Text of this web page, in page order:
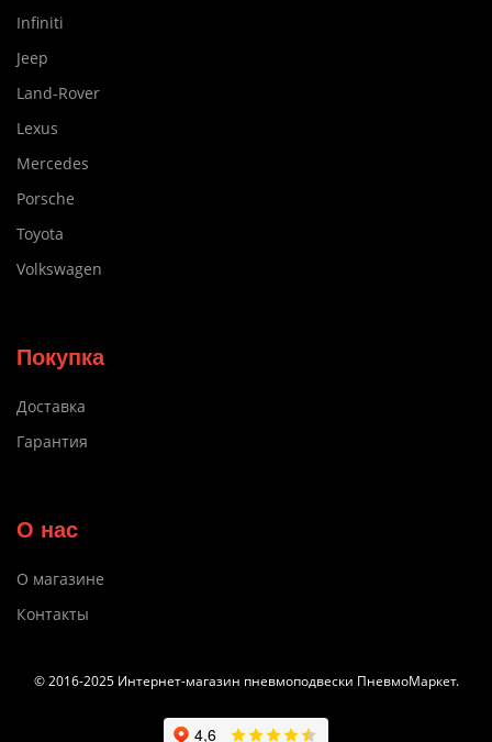
Infiniti
Jeep
Land-Rover
Lexus
Mercedes
Porsche
Toyota
Volkswagen
Покупка
Доставка
Гарантия
О нас
О магазине
Контакты
© 2016-2025 Интернет-магазин пневмоподвески ПневмоМаркет.